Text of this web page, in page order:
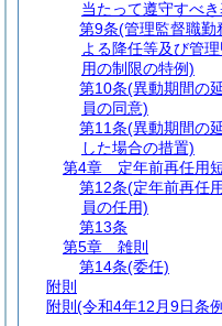
当たって遵守すべ
第9条(管理監督職勤
よる降任等及び管
用の制限の特例)
第10条(異動期間の
員の同意)
第11条(異動期間の
した場合の措置)
第4章
定年前再任用
第12条(定年前再任
員の任用)
第13条
第5章
雑則
第14条(委任)
附則
附則 (令和4年12月9日条